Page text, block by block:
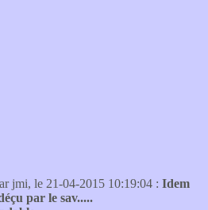
jmi, le 21-04-2015 10:19:04 : Idem
par le sav.....